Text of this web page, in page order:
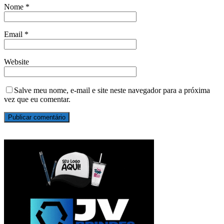
Nome *
Email *
Website
Salve meu nome, e-mail e site neste navegador para a próxima
vez que eu comentar.